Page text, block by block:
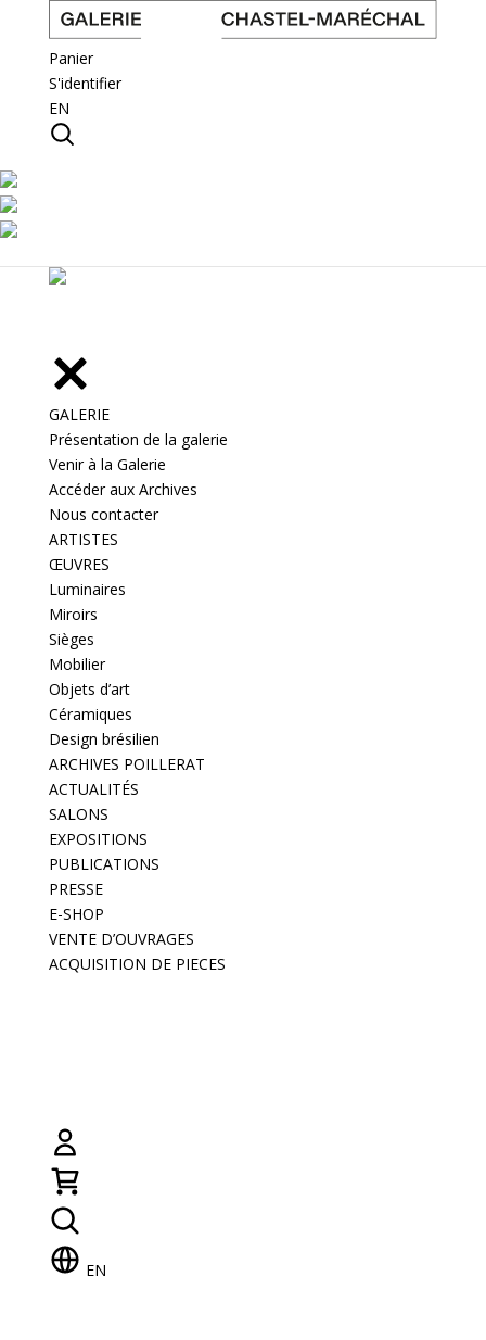
Panier
S'identifier
EN
GALERIE
Présentation de la galerie
Venir à la Galerie
Accéder aux Archives
Nous contacter
ARTISTES
ŒUVRES
Luminaires
Miroirs
Sièges
Mobilier
Objets d’art
Céramiques
Design brésilien
ARCHIVES POILLERAT
ACTUALITÉS
SALONS
EXPOSITIONS
PUBLICATIONS
PRESSE
E-SHOP
VENTE D’OUVRAGES
ACQUISITION DE PIECES
EN